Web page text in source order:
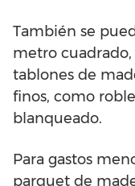
También se
metro
tablones de
finos, como
blanqueado.
Para gastos
parquet de